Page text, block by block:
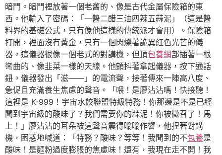
暗門。暗門裡放著一個老舊的、像是古代金屬保險箱的東
西。他輸入了密碼：「一醬二醋三油四辣五蒜泥」（這是醬
料界的基礎公式，只有像他這樣的傳統派才會用）。保險箱
打開，裡面沒有黃金，只有一個閃爍著詭異紅色光芒的儀
器。這儀器很像一個老式的對講機，但頂包養網部插著一根
彎曲的、像韭菜一樣的天線。他顫抖著拿起儀器，按下通話
鈕。儀器發出「滋——」的電流聲，接著傳來一陣高八度、
急促且充滿養生焦慮的聲音。「喂！是廖沾沾嗎！快接聽！
這裡是 K-999！宇宙水餃聯盟特級特務！你那邊是不是已經
聞到宇宙級的酸味了？我們需要你的蒜泥！你被徵召了！馬
上！」廖沾沾的耳朵被這聲音震得嗡嗡作響，他捏著對講
機，困惑地喊道：「特務？酸味？等等！我聞到的不包養是
酸味！是麵粉過度膨脹的焦慮味！還有，我現在走不開！我